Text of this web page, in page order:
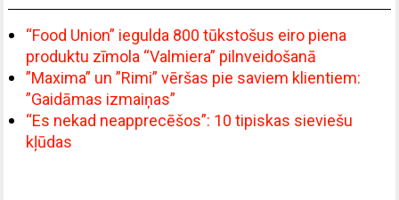
“Food Union” iegulda 800 tūkstošus eiro piena
produktu zīmola “Valmiera” pilnveidošanā
”Maxima” un ”Rimi” vēršas pie saviem klientiem:
”Gaidāmas izmaiņas”
“Es nekad neapprecēšos”: 10 tipiskas sieviešu
kļūdas